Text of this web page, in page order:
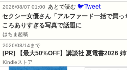
2026/08/07 01:00
あとで読む 🐦Tweet
セクシー女優さん「アルファード一括で買
ころありすぎる写真で話題に
はちま起稿
2026/08/14まで
[PR] 【最大50%OFF】講談社 夏電書2026
Kindleストア